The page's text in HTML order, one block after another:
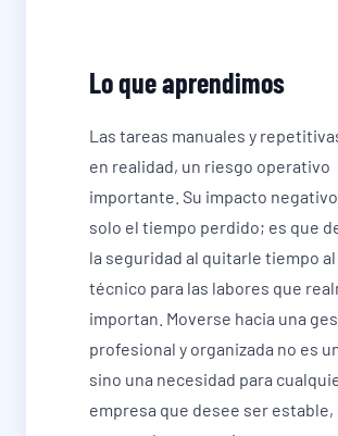
Lo que aprendimos
Las tareas manuales y
en realidad, un riesgo operativo
importante. Su impacto
solo el tiempo perdido; es que
la seguridad al quitarle tiempo
técnico para las labores que
importan. Moverse hacia una
profesional y organizada no es
sino una necesidad para
empresa que desee ser estable,